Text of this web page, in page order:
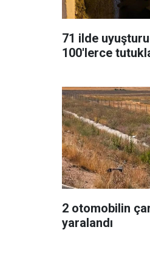
71 ilde
100'lerce
2 otomobilin
yaralandı